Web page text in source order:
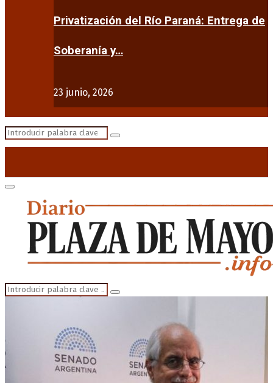
Privatización del Río Paraná: Entrega de
Soberanía y…
23 junio, 2026
Search
Search
Primary
Menu
Search
for:
Search